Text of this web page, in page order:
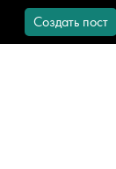
Создать пост